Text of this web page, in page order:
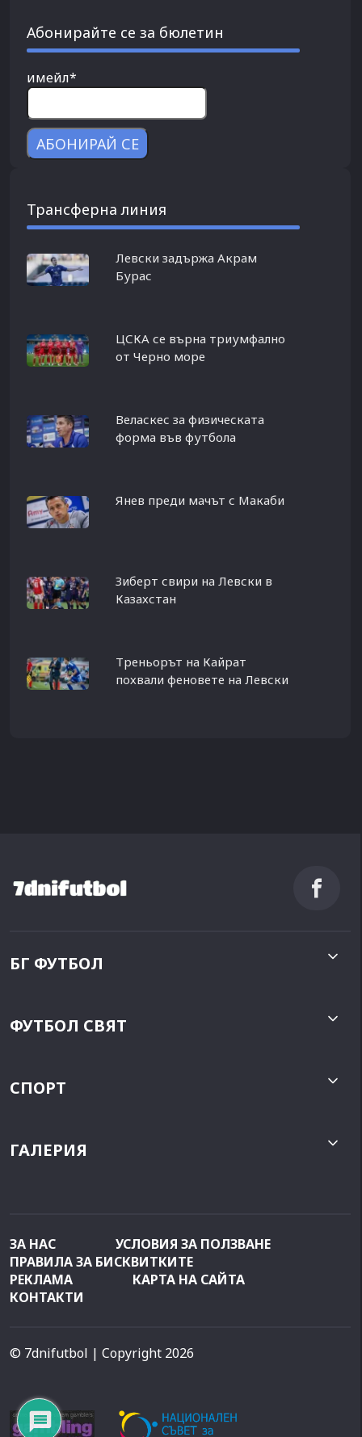
Абонирайте се за бюлетин
имейл*
Трансферна линия
Левски задържа Акрам
Бурас
ЦСКА се върна триумфално
от Черно море
Веласкес за физическата
форма във футбола
Янев преди мачът с Макаби
Зиберт свири на Левски в
Казахстан
Треньорът на Кайрат
похвали феновете на Левски
БГ ФУТБОЛ
ФУТБОЛ СВЯТ
СПОРТ
ГАЛЕРИЯ
ЗА НАС
УСЛОВИЯ ЗА ПОЛЗВАНЕ
ПРАВИЛА ЗА БИСКВИТКИТЕ
РЕКЛАМА
КАРТА НА САЙТА
КОНТАКТИ
© 7dnifutbol | Copyright 2026